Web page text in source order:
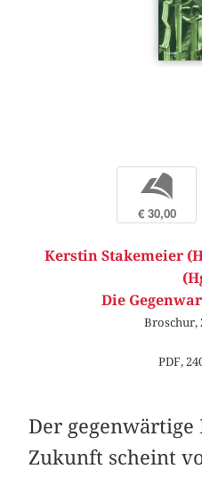
b
€ 30,00
Kerstin Stakemeier
Die
Broschur,
PDF,
Der
Zukunft scheint